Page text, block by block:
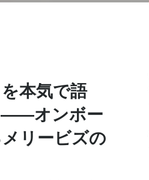
本気で語
――オンボー
リービズの